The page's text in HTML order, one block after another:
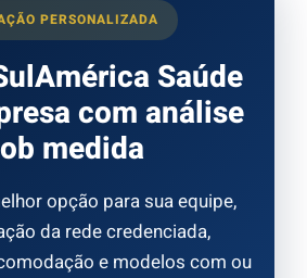
PERSONALIZADA
Saúde
com análise
medida
opção para sua equipe,
da rede credenciada,
e modelos com ou